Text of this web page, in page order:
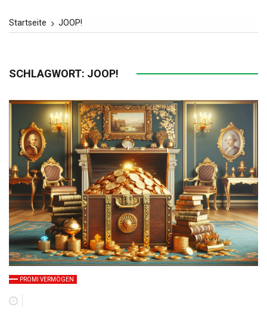
Startseite JOOP!
SCHLAGWORT: JOOP!
PROMI VERMÖGEN